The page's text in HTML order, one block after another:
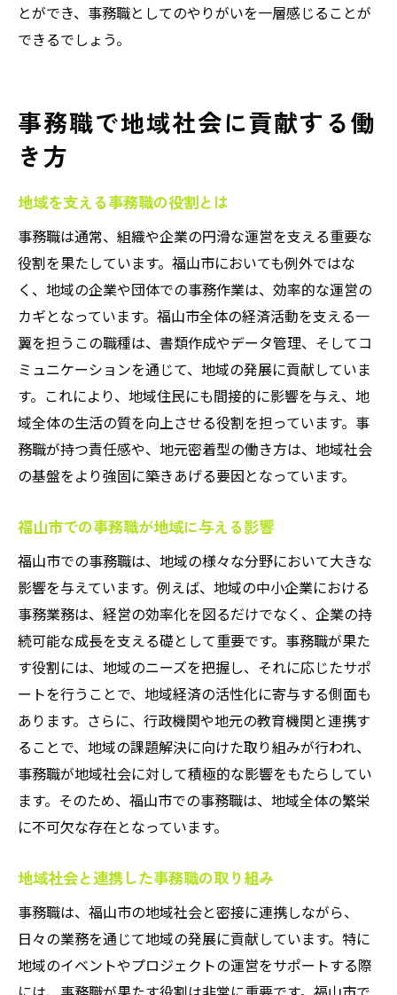
とができ、事務職としてのやりがいを一層感じることが
できるでしょう。
事務職で地域社会に貢献する働
き方
地域を支える事務職の役割とは
事務職は通常、組織や企業の円滑な運営を支える重要な
役割を果たしています。福山市においても例外ではな
く、地域の企業や団体での事務作業は、効率的な運営の
カギとなっています。福山市全体の経済活動を支える一
翼を担うこの職種は、書類作成やデータ管理、そしてコ
ミュニケーションを通じて、地域の発展に貢献していま
す。これにより、地域住民にも間接的に影響を与え、地
域全体の生活の質を向上させる役割を担っています。事
務職が持つ責任感や、地元密着型の働き方は、地域社会
の基盤をより強固に築きあげる要因となっています。
福山市での事務職が地域に与える影響
福山市での事務職は、地域の様々な分野において大きな
影響を与えています。例えば、地域の中小企業における
事務業務は、経営の効率化を図るだけでなく、企業の持
続可能な成長を支える礎として重要です。事務職が果た
す役割には、地域のニーズを把握し、それに応じたサポ
ートを行うことで、地域経済の活性化に寄与する側面も
あります。さらに、行政機関や地元の教育機関と連携す
ることで、地域の課題解決に向けた取り組みが行われ、
事務職が地域社会に対して積極的な影響をもたらしてい
ます。そのため、福山市での事務職は、地域全体の繁栄
に不可欠な存在となっています。
地域社会と連携した事務職の取り組み
事務職は、福山市の地域社会と密接に連携しながら、
日々の業務を通じて地域の発展に貢献しています。特に
地域のイベントやプロジェクトの運営をサポートする際